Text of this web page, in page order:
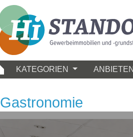
KATEGORIEN ANBIETEN
Gastronomie